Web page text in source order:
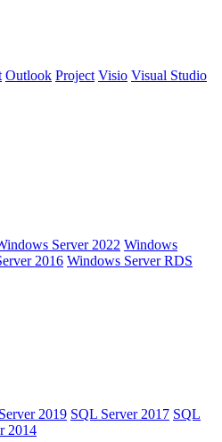
Outlook Project Visio Visual Studio
Server 2022 Windows
2016 Windows Server RDS
2019 SQL Server 2017 SQL
2014